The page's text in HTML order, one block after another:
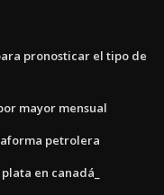
pronosticar el tipo de
mayor mensual
petrolera
en canadá_